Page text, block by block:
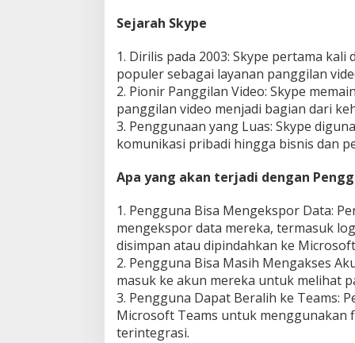
Sejarah Skype
1. Dirilis pada 2003: Skype pertama
populer sebagai layanan panggilan
2. Pionir Panggilan Video: Skype
panggilan video menjadi bagian dari
3. Penggunaan yang Luas: Skype
komunikasi pribadi hingga bisnis dan
Apa yang akan terjadi dengan
1. Pengguna Bisa Mengekspor Data:
mengekspor data mereka, termasuk
disimpan atau dipindahkan ke
2. Pengguna Bisa Masih Mengakses
masuk ke akun mereka untuk melihat
3. Pengguna Dapat Beralih ke Teams:
Microsoft Teams untuk menggunakan
terintegrasi.